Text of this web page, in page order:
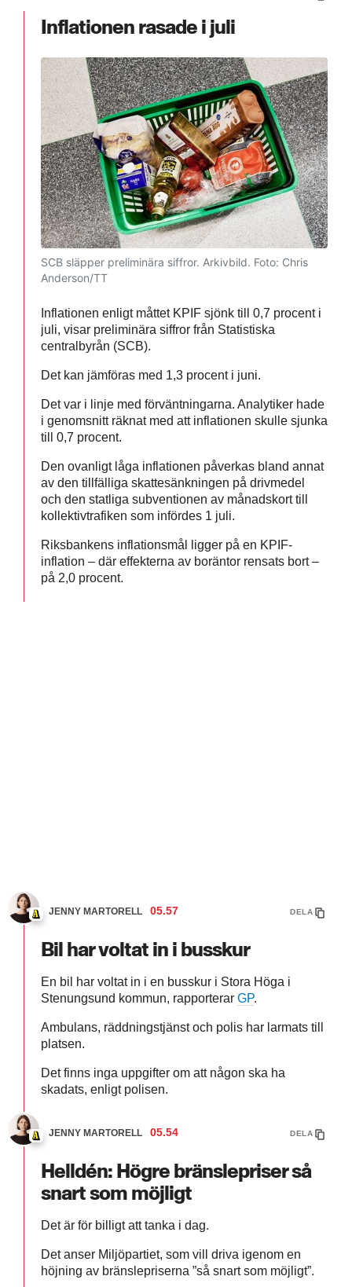
Inflationen rasade i juli
SCB släpper preliminära siffror. Arkivbild. Foto: Chris
Anderson/TT
Inflationen enligt måttet KPIF sjönk till 0,7 procent i
juli, visar preliminära siffror från Statistiska
centralbyrån (SCB).
Det kan jämföras med 1,3 procent i juni.
Det var i linje med förväntningarna. Analytiker hade
i genomsnitt räknat med att inflationen skulle sjunka
till 0,7 procent.
Den ovanligt låga inflationen påverkas bland annat
av den tillfälliga skattesänkningen på drivmedel
och den statliga subventionen av månadskort till
kollektivtrafiken som infördes 1 juli.
Riksbankens inflationsmål ligger på en KPIF-
inflation – där effekterna av boräntor rensats bort –
på 2,0 procent.
JENNY MARTORELL 05.57 DELA
Bil har voltat in i busskur
En bil har voltat in i en busskur i Stora Höga i
Stenungsund kommun, rapporterar GP.
Ambulans, räddningstjänst och polis har larmats till
platsen.
Det finns inga uppgifter om att någon ska ha
skadats, enligt polisen.
JENNY MARTORELL 05.54 DELA
Helldén: Högre bränslepriser så
snart som möjligt
Det är för billigt att tanka i dag.
Det anser Miljöpartiet, som vill driva igenom en
höjning av bränslepriserna ”så snart som möjligt”.